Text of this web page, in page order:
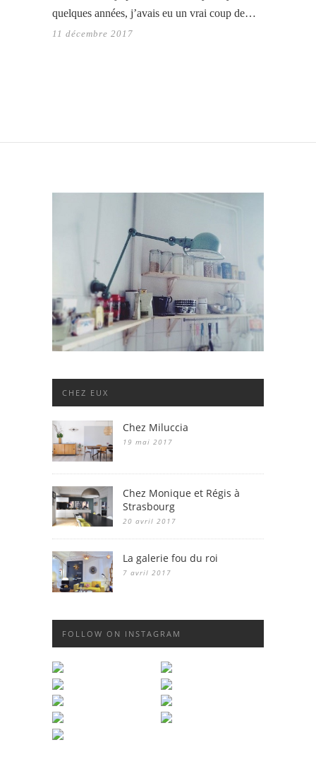
quelques années, j’avais eu un vrai coup de…
11 décembre 2017
CHEZ EUX
Chez Miluccia
19 mai 2017
Chez Monique et Régis à
Strasbourg
20 avril 2017
La galerie fou du roi
7 avril 2017
FOLLOW ON INSTAGRAM